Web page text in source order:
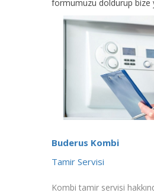
formumuzu doldurup bize
Buderus Kombi
Tamir Servisi
Kombi tamir servisi